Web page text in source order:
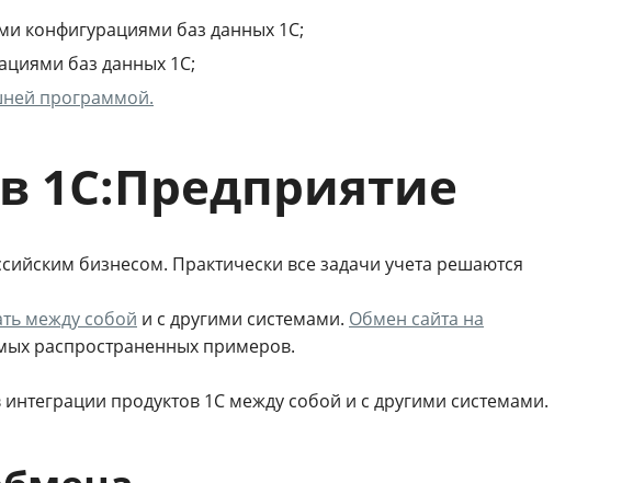
конфигурациями баз данных 1С;
баз данных 1С;
программой.
1С:Предприятие
бизнесом. Практически все задачи учета решаются
между собой и с другими системами. Обмен сайта на
распространенных примеров.
продуктов 1С между собой и с другими системами.